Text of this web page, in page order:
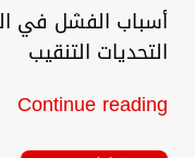
أسباب الفشل في
التحديات التنقيب
Continue reading